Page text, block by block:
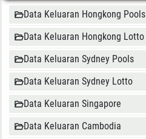
Data Keluaran Hongkong Pools
Data Keluaran Hongkong Lotto
Data Keluaran Sydney Pools
Data Keluaran Sydney Lotto
Data Keluaran Singapore
Data Keluaran Cambodia